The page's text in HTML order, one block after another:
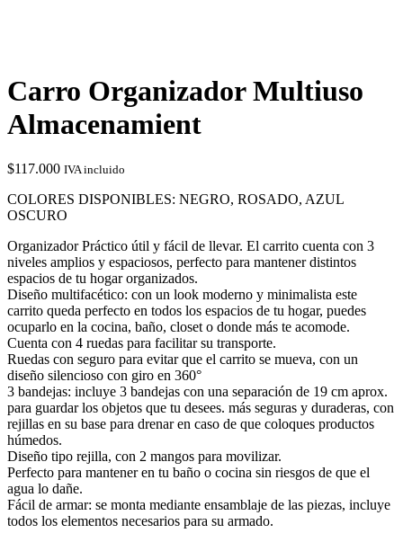
Carro Organizador Multiuso
Almacenamient
$117.000 IVA incluido
COLORES DISPONIBLES: NEGRO, ROSADO, AZUL
OSCURO
Organizador Práctico útil y fácil de llevar. El carrito cuenta con 3
niveles amplios y espaciosos, perfecto para mantener distintos
espacios de tu hogar organizados.
Diseño multifacético: con un look moderno y minimalista este
carrito queda perfecto en todos los espacios de tu hogar, puedes
ocuparlo en la cocina, baño, closet o donde más te acomode.
Cuenta con 4 ruedas para facilitar su transporte.
Ruedas con seguro para evitar que el carrito se mueva, con un
diseño silencioso con giro en 360°
3 bandejas: incluye 3 bandejas con una separación de 19 cm aprox.
para guardar los objetos que tu desees. más seguras y duraderas, con
rejillas en su base para drenar en caso de que coloques productos
húmedos.
Diseño tipo rejilla, con 2 mangos para movilizar.
Perfecto para mantener en tu baño o cocina sin riesgos de que el
agua lo dañe.
Fácil de armar: se monta mediante ensamblaje de las piezas, incluye
todos los elementos necesarios para su armado.